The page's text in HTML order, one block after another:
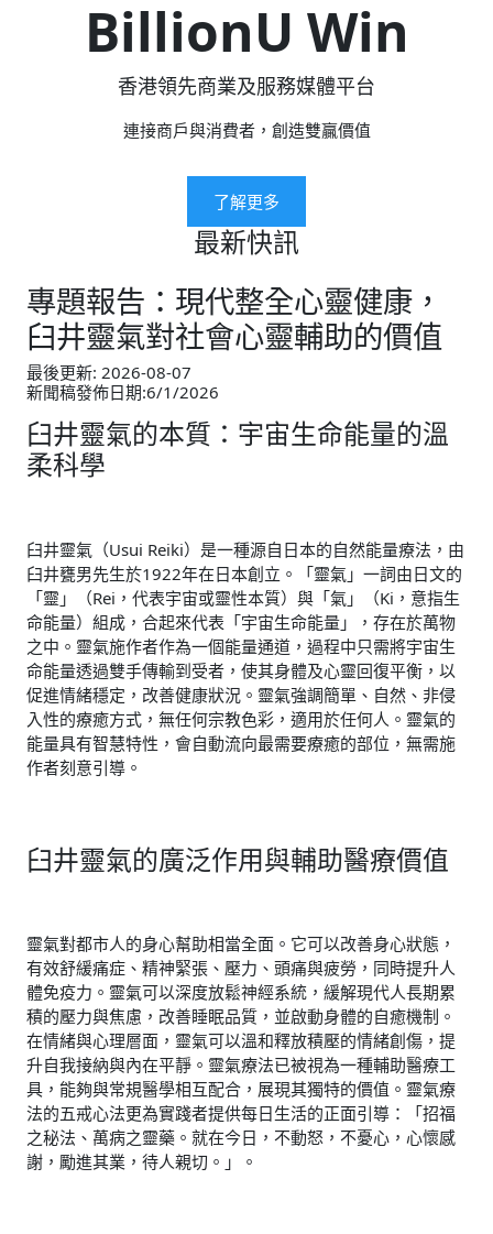
BillionU Win
香港領先商業及服務媒體平台
連接商戶與消費者，創造雙贏價值
了解更多
最新快訊
專題報告：現代整全心靈健康，
臼井靈氣對社會心靈輔助的價值
最後更新: 2026-08-07
新聞稿發佈日期:6/1/2026
臼井靈氣的本質：宇宙生命能量的溫
柔科學
臼井靈氣（Usui Reiki）是一種源自日本的自然能量療法，由
臼井甕男先生於1922年在日本創立。「靈氣」一詞由日文的
「靈」（Rei，代表宇宙或靈性本質）與「氣」（Ki，意指生
命能量）組成，合起來代表「宇宙生命能量」，存在於萬物
之中。靈氣施作者作為一個能量通道，過程中只需將宇宙生
命能量透過雙手傳輸到受者，使其身體及心靈回復平衡，以
促進情緒穩定，改善健康狀況。靈氣強調簡單、自然、非侵
入性的療癒方式，無任何宗教色彩，適用於任何人。靈氣的
能量具有智慧特性，會自動流向最需要療癒的部位，無需施
作者刻意引導。
臼井靈氣的廣泛作用與輔助醫療價值
靈氣對都市人的身心幫助相當全面。它可以改善身心狀態，
有效舒緩痛症、精神緊張、壓力、頭痛與疲勞，同時提升人
體免疫力。靈氣可以深度放鬆神經系統，緩解現代人長期累
積的壓力與焦慮，改善睡眠品質，並啟動身體的自癒機制。
在情緒與心理層面，靈氣可以溫和釋放積壓的情緒創傷，提
升自我接納與內在平靜。靈氣療法已被視為一種輔助醫療工
具，能夠與常規醫學相互配合，展現其獨特的價值。靈氣療
法的五戒心法更為實踐者提供每日生活的正面引導：「招福
之秘法、萬病之靈藥。就在今日，不動怒，不憂心，心懷感
謝，勵進其業，待人親切。」。